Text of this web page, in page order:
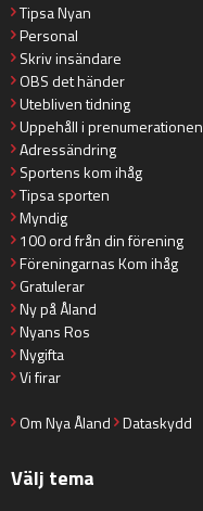
Tipsa Nyan
Personal
Skriv insändare
OBS det händer
Utebliven tidning
Uppehåll i prenumerationen
Adressändring
Sportens kom ihåg
Tipsa sporten
Myndig
100 ord från din förening
Föreningarnas Kom ihåg
Gratulerar
Ny på Åland
Nyans Ros
Nygifta
Vi firar
Om Nya Åland Dataskydd
Välj tema